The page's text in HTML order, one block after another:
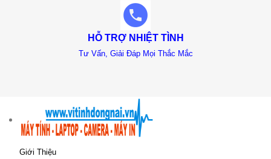
HỖ TRỢ NHIỆT TÌNH
Tư Vấn, Giải Đáp Mọi Thắc Mắc
Giới Thiệu